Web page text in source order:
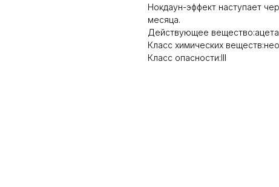
Нокдаун-эффект наступает
месяца.
Действующее
Класс химических
Класс опасности:III